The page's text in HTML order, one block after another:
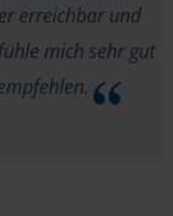
erreichbar und
mich sehr gut